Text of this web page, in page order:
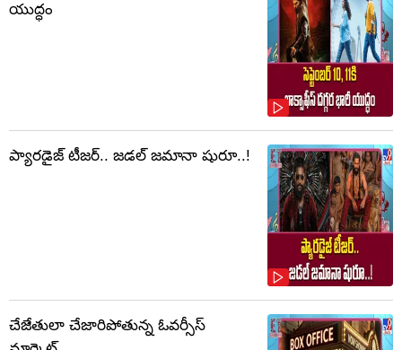
యుద్ధం
ప్యారడైజ్ టీజర్.. జడల్ జమానా షురూ..!
చేజేతులా చేజారిపోతున్న ఓవర్సీస్